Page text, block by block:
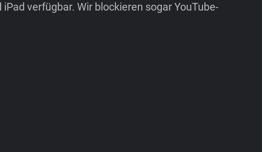
verfügbar. Wir blockieren sogar YouTube-